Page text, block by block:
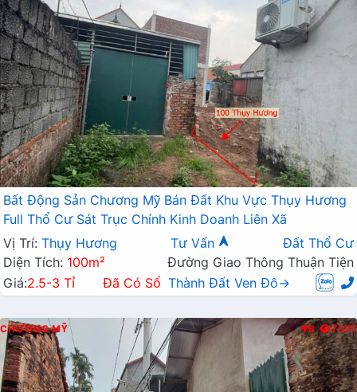
Bất Động Sản Chương Mỹ Bán Đất Khu Vực Thụy Hương
Full Thổ Cư Sát Trục Chính Kinh Doanh Liên Xã
Vị Trí: Thụy Hương Tư Vấn
Đất Thổ Cư
Diện Tích: 100m²
Đường Giao Thông Thuận Tiện
Giá:2.5-3 Tỉ Đã Có Sổ Thành Đất Ven Đô→
CHƯƠNG MỸ B 7027